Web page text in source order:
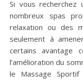
Si vous recherchez
nombreux spas
relaxation ou des
seulement à
certains avantage
l’amélioration du
le Massage Sportif